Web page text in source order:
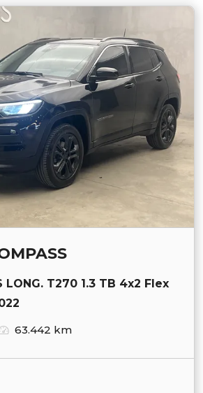
LONG. T270 1.3 TB 4x2 Flex
63.442 km